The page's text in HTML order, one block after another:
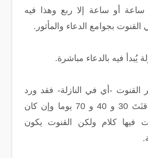
ساعة أو ساعة إلا ربع وهذا فيه
القنوت بجوامع الدعاء والمأثور.
القنوت -أي في النازلة- فقد ورد
أن النبي ﷺ قنَتَ 30 و 40 و 70 يوما وإن كان
فيها كلام ولكن القنوت يكون